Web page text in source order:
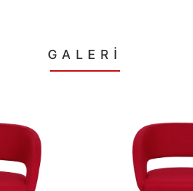
GALERİ